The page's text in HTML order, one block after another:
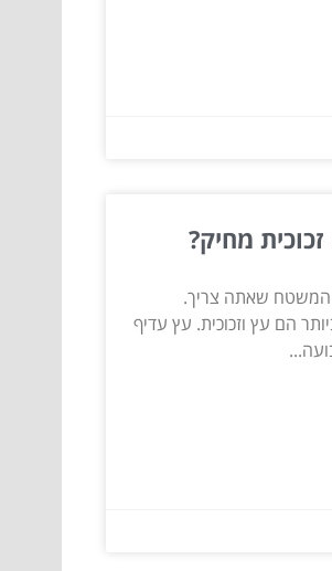
מחיק?
המשטח שאתה צריך.
הם עץ וזכוכית. עץ עדיף